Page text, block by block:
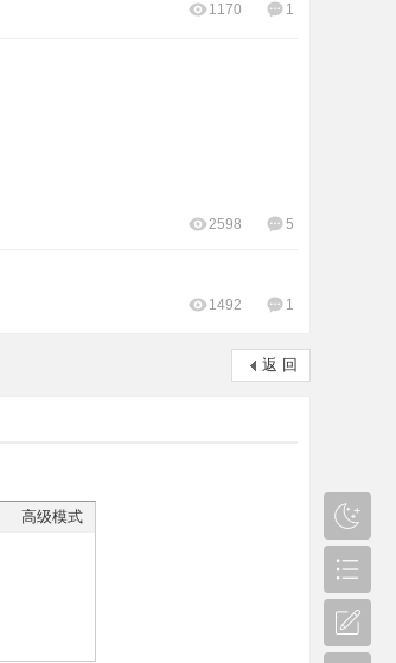
1
1170
5
2598
1
1492
返 回
高级模式